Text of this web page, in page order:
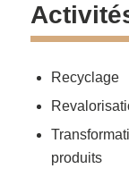
Recyclage
produits